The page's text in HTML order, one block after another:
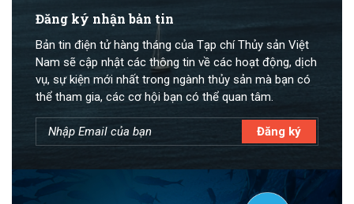
Đăng ký nhận bản tin
Bản tin điện tử hàng tháng của Tạp chí Thủy sản Việt
Nam sẽ cập nhật các thông tin về các hoạt động, dịch
vụ, sự kiện mới nhất trong ngành thủy sản mà bạn có
thể tham gia, các cơ hội bạn có thể quan tâm.